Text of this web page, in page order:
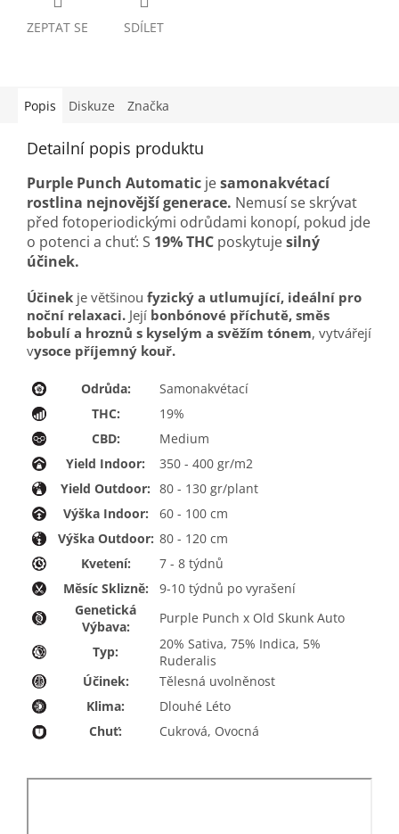
ZEPTAT SE SDÍLET
Popis Diskuze Značka
Detailní popis produktu
Purple Punch Automatic jesamonakvétací
rostlina nejnovější generace. Nemusí se skrývat
před fotoperiodickými odrůdami konopí, pokud jde
o potenci a chuť: S 19% THC poskytujesilný
účinek.
Účinek je většinou fyzický a utlumující, ideální pro
noční relaxaci. Její bonbónové příchutě, směs
bobulí a hroznů s kyselým a svěžím tónem, vytvářejí
vysoce příjemný kouř.
Odrůda:
Samonakvétací
THC:
19%
CBD:
Medium
Yield Indoor:
350 - 400 gr/m2
Yield Outdoor: 80 - 130 gr/plant
Výška Indoor:
60 - 100 cm
Výška Outdoor: 80 - 120 cm
Kvetení:
7 - 8 týdnů
Měsíc Sklizně:
9-10 týdnů po vyrašení
Genetická
Výbava:
Purple Punch x Old Skunk Auto
Typ:
20% Sativa, 75% Indica, 5%
Ruderalis
Účinek:
Tělesná uvolněnost
Klima:
Dlouhé Léto
Chuť:
Cukrová, Ovocná